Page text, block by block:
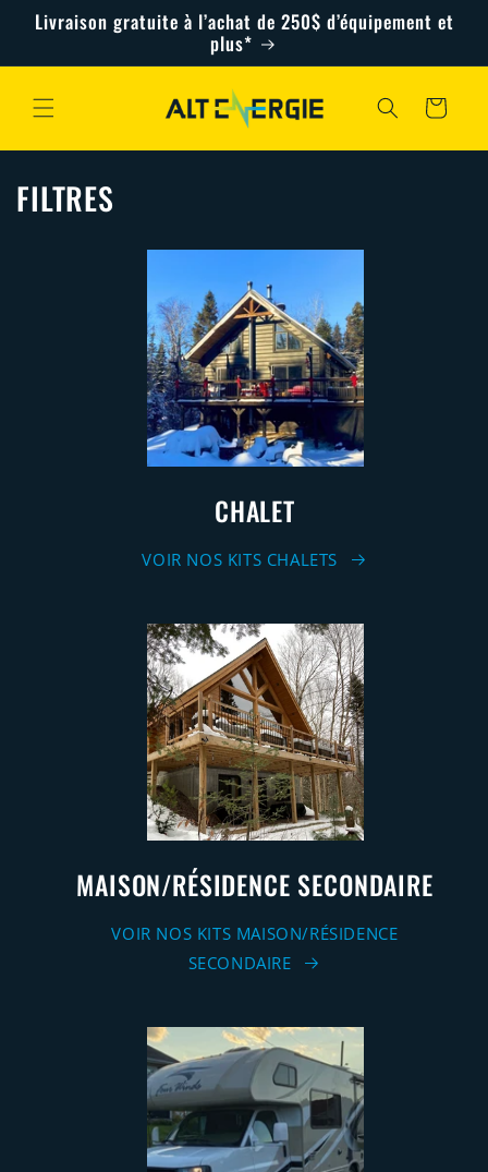
passer
contenu
Livraison gratuite à l’achat de 250$ d’équipement et
plus*
Panier
FILTRES
CHALET
VOIR NOS KITS CHALETS
MAISON/RÉSIDENCE SECONDAIRE
VOIR NOS KITS MAISON/RÉSIDENCE
SECONDAIRE